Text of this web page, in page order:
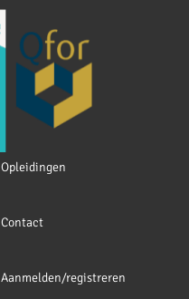
Opleidingen
Contact
Aanmelden/registreren